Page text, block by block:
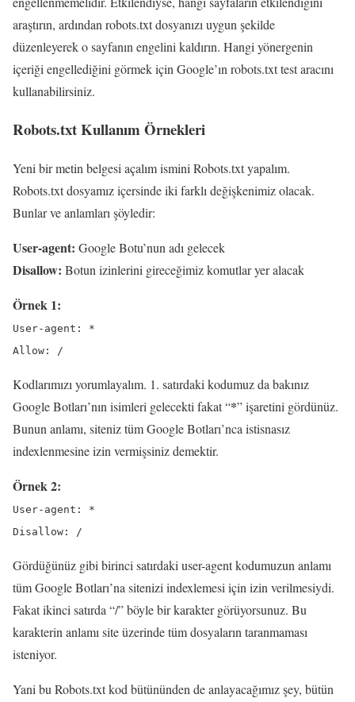
araştırın, ardından robots.txt dosyanızı uygun şekilde
düzenleyerek o sayfanın engelini kaldırın. Hangi yönergenin
içeriği engellediğini görmek için Google’ın robots.txt test aracını
kullanabilirsiniz.
Robots.txt Kullanım Örnekleri
Yeni bir metin belgesi açalım ismini Robots.txt yapalım.
Robots.txt dosyamız içersinde iki farklı değişkenimiz olacak.
Bunlar ve anlamları şöyledir:
User-agent: Google Botu’nun adı gelecek
Disallow: Botun izinlerini gireceğimiz komutlar yer alacak
Örnek 1:
User-agent: *
Allow: /
Kodlarımızı yorumlayalım. 1. satırdaki kodumuz da bakınız
Google Botları’nın isimleri gelecekti fakat “*” işaretini gördünüz.
Bunun anlamı, siteniz tüm Google Botları’nca istisnasız
indexlenmesine izin vermişsiniz demektir.
Örnek 2:
User-agent: *
Disallow: /
Gördüğünüz gibi birinci satırdaki user-agent kodumuzun anlamı
tüm Google Botları’na sitenizi indexlemesi için izin verilmesiydi.
Fakat ikinci satırda “/” böyle bir karakter görüyorsunuz. Bu
karakterin anlamı site üzerinde tüm dosyaların taranmaması
isteniyor.
Yani bu Robots.txt kod bütününden de anlayacağımız şey, bütün